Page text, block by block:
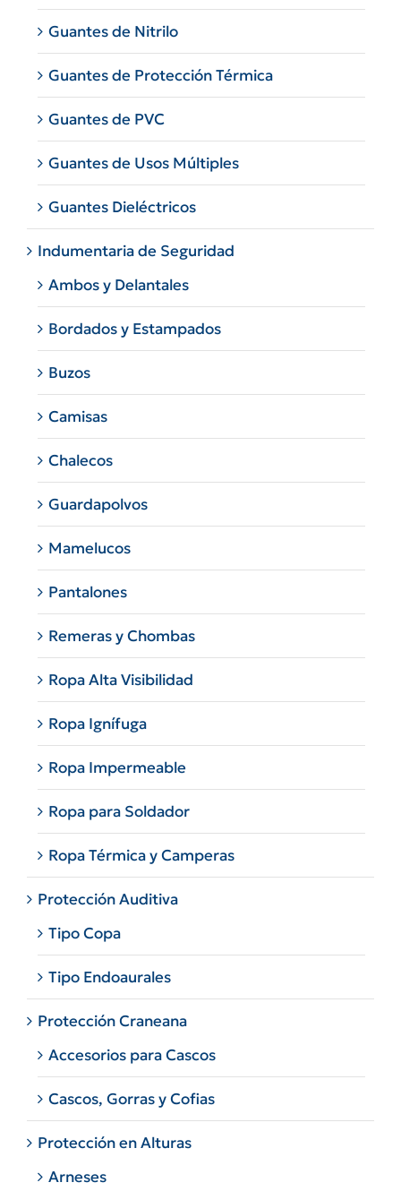
Guantes de Nitrilo
Guantes de Protección Térmica
Guantes de PVC
Guantes de Usos Múltiples
Guantes Dieléctricos
Indumentaria de Seguridad
Ambos y Delantales
Bordados y Estampados
Buzos
Camisas
Chalecos
Guardapolvos
Mamelucos
Pantalones
Remeras y Chombas
Ropa Alta Visibilidad
Ropa Ignífuga
Ropa Impermeable
Ropa para Soldador
Ropa Térmica y Camperas
Protección Auditiva
Tipo Copa
Tipo Endoaurales
Protección Craneana
Accesorios para Cascos
Cascos, Gorras y Cofias
Protección en Alturas
Arneses